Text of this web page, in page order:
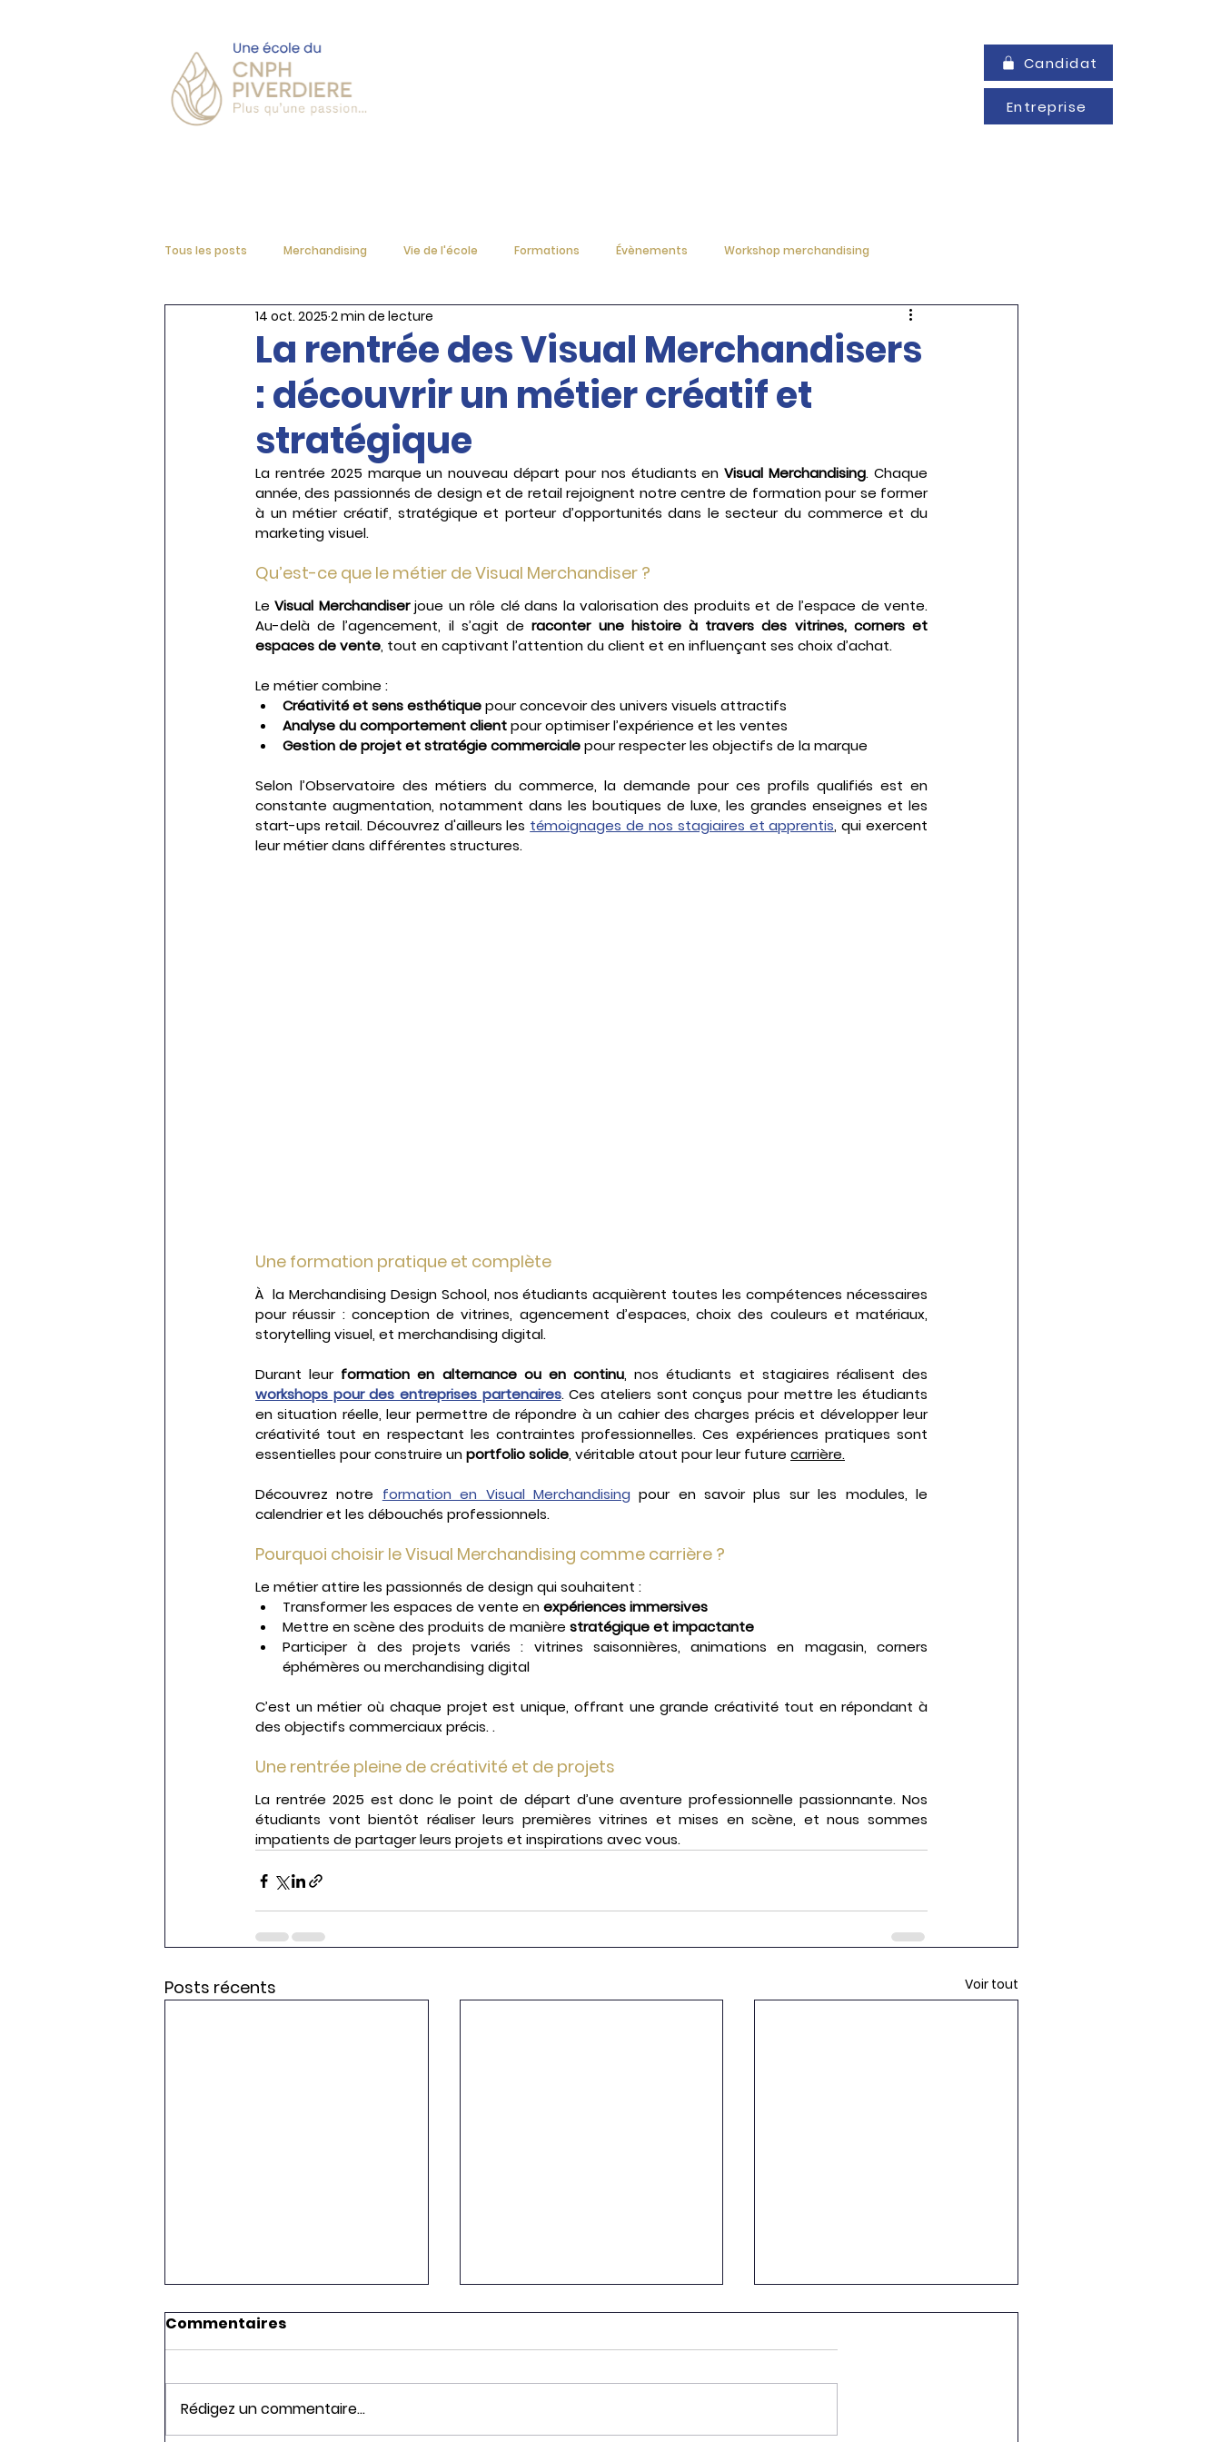
Candidat
Entreprise
Tous les posts Merchandising Vie de l'école Formations Évènements Workshop merchandising
La rentrée des Visual Merchandisers
: découvrir un métier créatif et
stratégique
14 oct. 2025 2 min de lecture
La rentrée 2025 marque un nouveau départ pour nos étudiants en Visual Merchandising. Chaque
année, des passionnés de design et de retail rejoignent notre centre de formation pour se former
à un métier créatif, stratégique et porteur d’opportunités dans le secteur du commerce et du
marketing visuel.
Qu’est-ce que le métier de Visual Merchandiser ?
Le Visual Merchandiser joue un rôle clé dans la valorisation des produits et de l’espace de vente.
Au-delà de l’agencement, il s’agit de raconter une histoire à travers des vitrines, corners et
espaces de vente, tout en captivant l’attention du client et en influençant ses choix d’achat.
Le métier combine :
Créativité et sens esthétique pour concevoir des univers visuels attractifs
Analyse du comportement client pour optimiser l’expérience et les ventes
Gestion de projet et stratégie commerciale pour respecter les objectifs de la marque
Selon l’Observatoire des métiers du commerce, la demande pour ces profils qualifiés est en
constante augmentation, notamment dans les boutiques de luxe, les grandes enseignes et les
start-ups retail. Découvrez d'ailleurs les témoignages de nos stagiaires et apprentis, qui exercent
leur métier dans différentes structures.
Une formation pratique et complète
À  la Merchandising Design School, nos étudiants acquièrent toutes les compétences nécessaires
pour réussir : conception de vitrines, agencement d’espaces, choix des couleurs et matériaux,
storytelling visuel, et merchandising digital.
Durant leur formation en alternance ou en continu
workshops pour des entreprises partenaires. Ces ateliers sont conçus pour mettre les étudiants
en situation réelle, leur permettre de répondre à un cahier des charges précis et développer leur
créativité tout en respectant les contraintes professionnelles. Ces expériences pratiques sont
essentielles pour construire un portfolio solide, véritable atout pour leur future carrière.
Découvrez notre formation en Visual Merchandising pour en savoir plus sur les modules, le
calendrier et les débouchés professionnels.
Pourquoi choisir le Visual Merchandising comme carrière ?
Le métier attire les passionnés de design qui souhaitent :
Transformer les espaces de vente en expériences immersives
Mettre en scène des produits de manière stratégique et impactante
Participer à des projets variés : vitrines saisonnières, animations en magasin, corners
éphémères ou merchandising digital
C’est un métier où chaque projet est unique, offrant une grande créativité tout en répondant à
des objectifs commerciaux précis. .
Une rentrée pleine de créativité et de projets
La rentrée 2025 est donc le point de départ d’une aventure professionnelle passionnante. Nos
étudiants vont bientôt réaliser leurs premières vitrines et mises en scène, et nous sommes
impatients de partager leurs projets et inspirations avec vous.
Posts récents Voir tout
Commentaires
Rédigez un commentaire...